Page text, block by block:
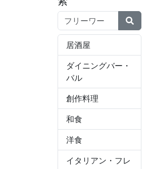
検索ワード
居酒屋
ダイニングバー・
バル
創作料理
和食
洋食
イタリアン・フレ